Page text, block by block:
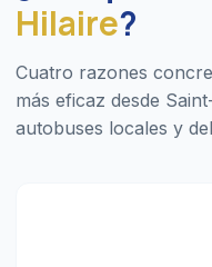
Hilaire?
Cuatro razones
más eficaz desde
autobuses locales y